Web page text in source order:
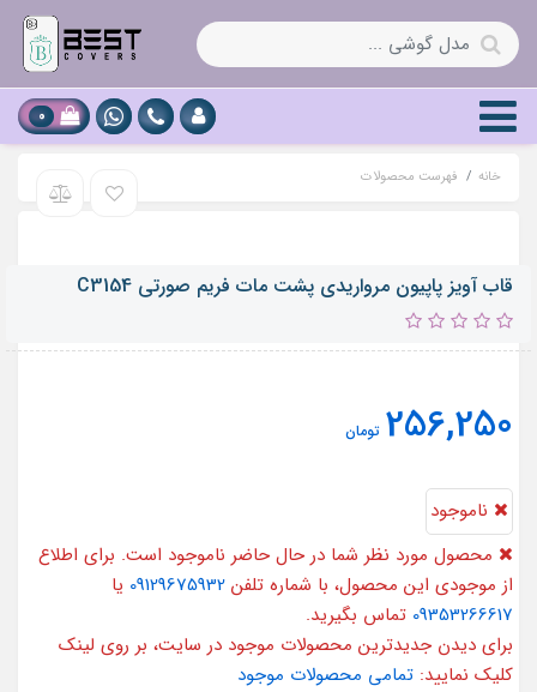
0
خانه فهرست محصولات
قاب آویز پاپیون مرواریدی پشت مات فریم صورتی C3154
256,250 تومان
ناموجود
محصول مورد نظر شما در حال حاضر ناموجود است. برای اطلاع
از موجودی این محصول، با شماره تلفن 09129675932 یا
09353266617 تماس بگیرید.
برای دیدن جدیدترین محصولات موجود در سایت، بر روی لینک
کلیک نمایید: تمامی محصولات موجود